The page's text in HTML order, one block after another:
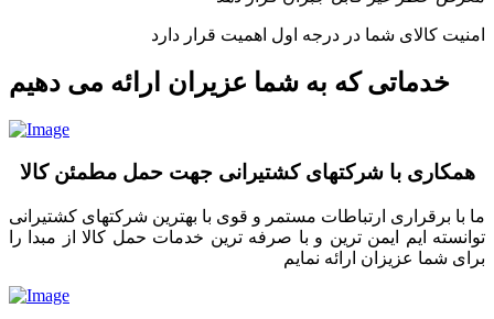
امنیت کالای شما در درجه اول اهمیت قرار دارد
خدماتی که به شما عزیران ارائه می دهیم
همکاری با شرکتهای کشتیرانی جهت حمل مطمئن کالا
ما با برقراری ارتباطات مستمر و قوی با بهترین شرکتهای کشتیرانی
توانسته ایم ایمن ترین و با صرفه ترین خدمات حمل کالا از مبدا را
برای شما عزیزان ارائه نمایم